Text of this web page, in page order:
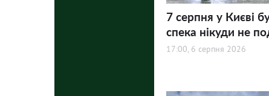
7 серпня у Києві
спека нікуди не
17:00, 6 серпня 2026